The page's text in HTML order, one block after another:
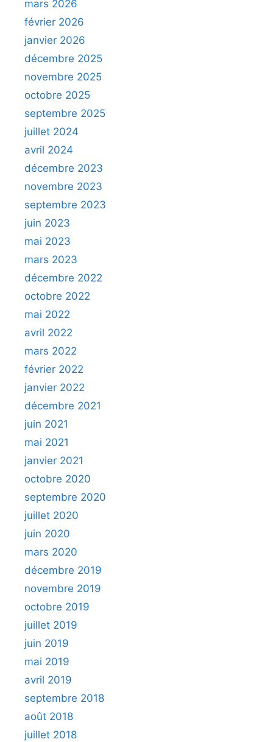
mars 2026
février 2026
janvier 2026
décembre 2025
novembre 2025
octobre 2025
septembre 2025
juillet 2024
avril 2024
décembre 2023
novembre 2023
septembre 2023
juin 2023
mai 2023
mars 2023
décembre 2022
octobre 2022
mai 2022
avril 2022
mars 2022
février 2022
janvier 2022
décembre 2021
juin 2021
mai 2021
janvier 2021
octobre 2020
septembre 2020
juillet 2020
juin 2020
mars 2020
décembre 2019
novembre 2019
octobre 2019
juillet 2019
juin 2019
mai 2019
avril 2019
septembre 2018
août 2018
juillet 2018